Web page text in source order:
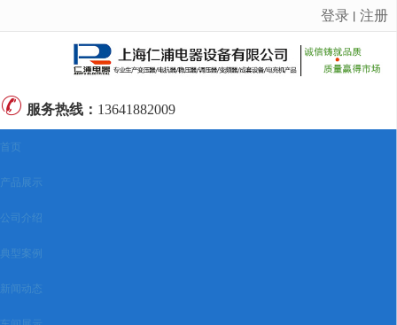
很遗憾，因您的浏览器版本过低导致无法获得最佳浏览体验，推荐下载安装谷歌浏览器！
登录 丨 注册
服务热线： 13641882009
首页
产品展示
公司介绍
典型案例
新闻动态